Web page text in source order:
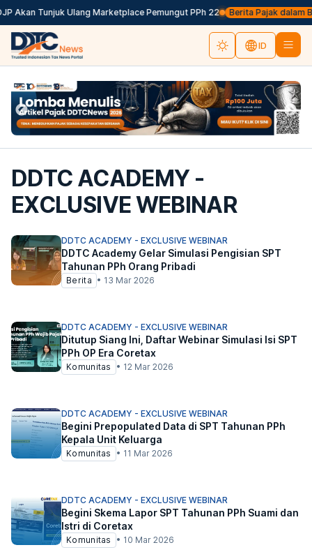
Akan Tunjuk Ulang Marketplace Pemungut PPh 22 Berita Pajak dalam
ID
DDTC ACADEMY -
EXCLUSIVE WEBINAR
DDTC ACADEMY - EXCLUSIVE WEBINAR
DDTC Academy Gelar Simulasi Pengisian SPT
Tahunan PPh Orang Pribadi
Berita • 13 Mar 2026
DDTC ACADEMY - EXCLUSIVE WEBINAR
Ditutup Siang Ini, Daftar Webinar Simulasi Isi SPT
PPh OP Era Coretax
Komunitas • 12 Mar 2026
DDTC ACADEMY - EXCLUSIVE WEBINAR
Begini Prepopulated Data di SPT Tahunan PPh
Kepala Unit Keluarga
Komunitas • 11 Mar 2026
DDTC ACADEMY - EXCLUSIVE WEBINAR
Begini Skema Lapor SPT Tahunan PPh Suami dan
Istri di Coretax
Komunitas • 10 Mar 2026